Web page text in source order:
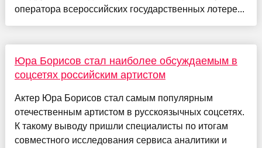
оператора всероссийских государственных лотере...
Юра Борисов стал наиболее обсуждаемым в
соцсетях российским артистом
Актер Юра Борисов стал самым популярным
отечественным артистом в русскоязычных соцсетях.
К такому выводу пришли специалисты по итогам
совместного исследования сервиса аналитики и